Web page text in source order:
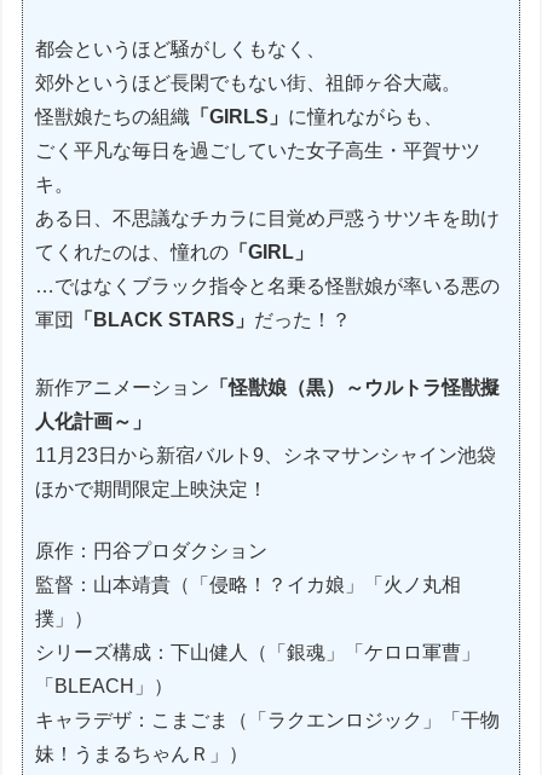
都会というほど騒がしくもなく、
郊外というほど長閑でもない街、祖師ヶ谷大蔵。
怪獣娘たちの組織 「GIRLS」 に憧れながらも、
ごく平凡な毎日を過ごしていた女子高生・平賀サツ
キ。
ある日、不思議なチカラに目覚め戸惑うサツキを助け
てくれたのは、憧れの 「GIRL」
…ではなくブラック指令と名乗る怪獣娘が率いる悪の
軍団
「BLACK STARS」 だった！？
新作アニメーション 「怪獣娘（黒）～ウルトラ怪獣擬
人化計画～」
11月23日から新宿バルト9、シネマサンシャイン池袋
ほかで期間限定上映決定！
原作：円谷プロダクション
監督：山本靖貴（「侵略！？イカ娘」「火ノ丸相
撲」）
シリーズ構成：下山健人（「銀魂」「ケロロ軍曹」
「BLEACH」）
キャラデザ：こまごま（「ラクエンロジック」「干物
妹！うまるちゃんＲ」）